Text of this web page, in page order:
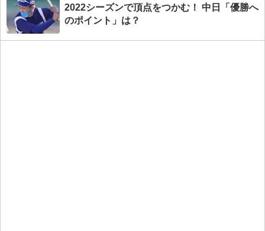
2022シーズンで頂点をつかむ！ 中日「優勝へ
のポイント」は？